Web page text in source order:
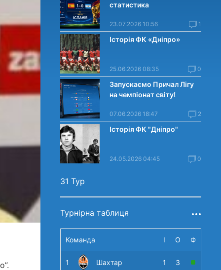
статистика
23.07.2026 10:56 1
Історія ФК «Дніпро»
25.06.2026 08:35 0
Запускаємо Причал Лігу
на чемпіонат світу!
07.06.2026 18:47 2
Історія ФК "Дніпро"
24.05.2026 04:45 0
31 Тур
Турнірна таблиця
Команда І О Ф
1 Шахтар 1 3